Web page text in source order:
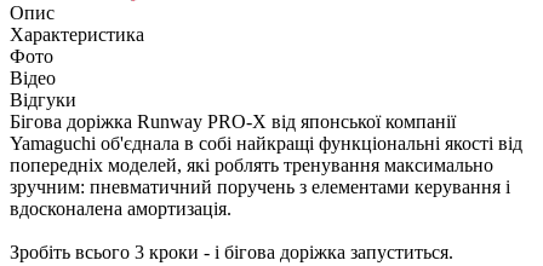
Опис
Характеристика
Фото
Відео
Відгуки
Бігова доріжка Runway PRO-X від японської компанії
Yamaguchi об'єднала в собі найкращі функціональні якості від
попередніх моделей, які роблять тренування максимально
зручним: пневматичний поручень з елементами керування і
вдосконалена амортизація.
Зробіть всього 3 кроки - і бігова доріжка запуститься.